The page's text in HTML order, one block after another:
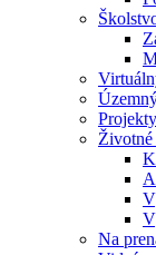
Projekty
Životné
Na